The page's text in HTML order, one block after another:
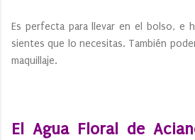
Es perfecta para llevar en el bolso, e
sientes que lo necesitas. También
maquillaje.
El Agua Floral de